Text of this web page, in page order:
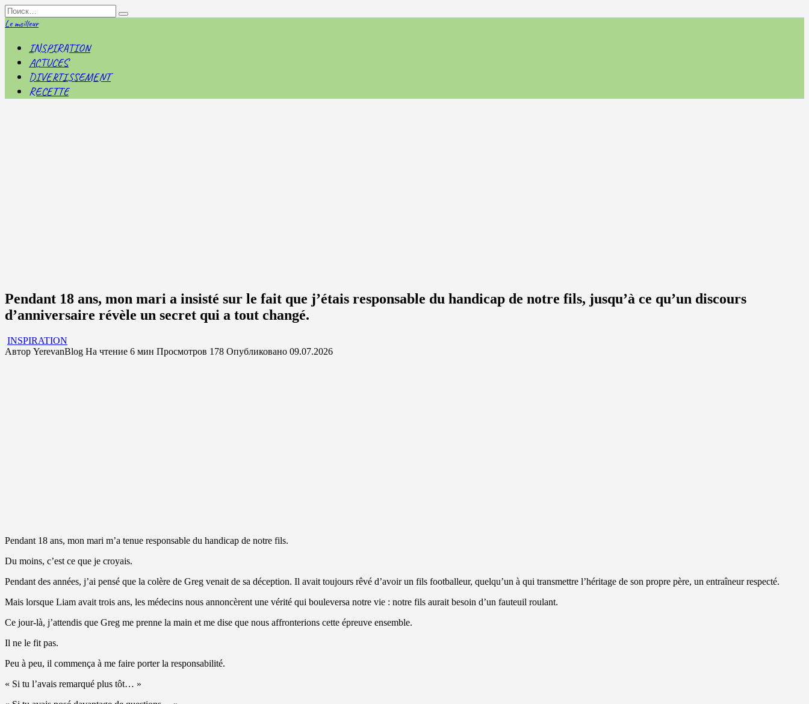
Перейти
к
содержанию
Search
for:
Le meilleur
INSPIRATION
ACTUCES
DIVERTISSEMENT
RECETTE
Pendant 18 ans, mon mari a insisté sur le fait que j’étais responsable du handicap de notre fils, jusqu’à ce qu’un discours
d’anniversaire révèle un secret qui a tout changé.
INSPIRATION
Автор YerevanBlog На чтение 6 мин Просмотров 178 Опубликовано 09.07.2026
Pendant 18 ans, mon mari m’a tenue responsable du handicap de notre fils.
Du moins, c’est ce que je croyais.
Pendant des années, j’ai pensé que la colère de Greg venait de sa déception. Il avait toujours rêvé d’avoir un fils footballeur, quelqu’un à qui transmettre l’héritage de son propre père, un entraîneur respecté.
Mais lorsque Liam avait trois ans, les médecins nous annoncèrent une vérité qui bouleversa notre vie : notre fils aurait besoin d’un fauteuil roulant.
Ce jour-là, j’attendis que Greg me prenne la main et me dise que nous affronterions cette épreuve ensemble.
Il ne le fit pas.
Peu à peu, il commença à me faire porter la responsabilité.
« Si tu l’avais remarqué plus tôt… »